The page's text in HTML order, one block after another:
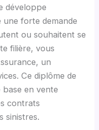
développe
forte demande
ou souhaitent se
filière, vous
un
Ce diplôme de
base en vente
contrats
sinistres.